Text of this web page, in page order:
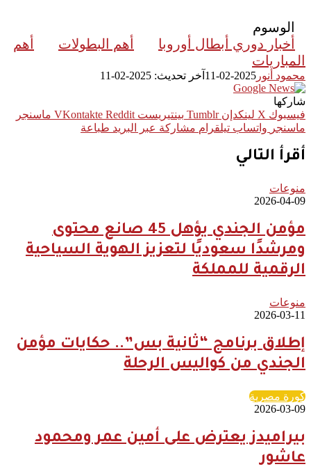
الوسوم
أخبار دوري أبطال أوروبا
أهم البطولات
أهم
المباريات
محمود أنور 2025-02-11 آخر تحديث: 2025-02-11
شاركها
فيسبوك ‫X لينكدإن بينتيريست
ماسنجر
ماسنجر واتساب تيلقرام مشاركة عبر البريد طباعة
أقرأ التالي
منوعات
2026-04-09
مؤمن الجندي يؤهل 45 صانع محتوى
ومرشدًا سعوديًا لتعزيز الهوية السياحية
الرقمية للمملكة
منوعات
2026-03-11
إطلاق برنامج “ثانية بس”.. حكايات مؤمن
الجندي من كواليس الرحلة
كورة مصرية
2026-03-09
بيراميدز يعترض على أمين عمر ومحمود
عاشور